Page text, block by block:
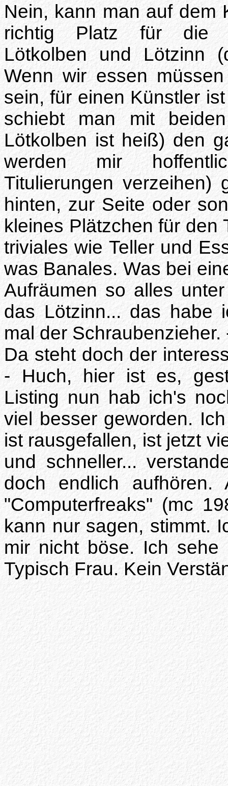
Nein, kann man auf dem
richtig Platz für die
Lötkolben und Lötzinn
Wenn wir essen
sein, für einen Künstler
schiebt man mit
Lötkolben ist heiß) den
werden mir
Titulierungen verzeihen)
hinten, zur Seite oder
kleines Plätzchen für den
triviales wie Teller und
was Banales. Was bei
Aufräumen so alles
das Lötzinn... das habe
mal der
Da steht doch der
- Huch, hier ist es,
Listing nun hab ich's
viel besser geworden.
ist rausgefallen, ist jetzt
und schneller...
doch endlich
"Computerfreaks" (mc
kann nur sagen, stimmt.
mir nicht böse. Ich
Typisch Frau. Kein